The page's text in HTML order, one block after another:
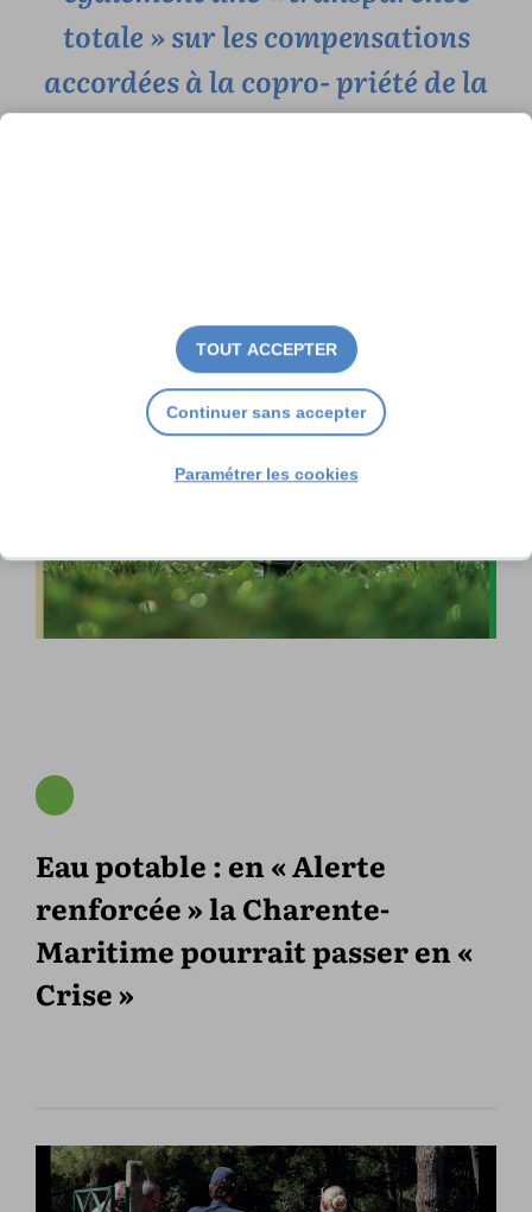
totale » sur les compensations
accordées à la copro- priété de la
résidence du Mail suite aux
Eau potable : en « Alerte
renforcée » la Charente-
Maritime pourrait passer en «
Crise »
TOUT ACCEPTER
Continuer sans accepter
Paramétrer les cookies